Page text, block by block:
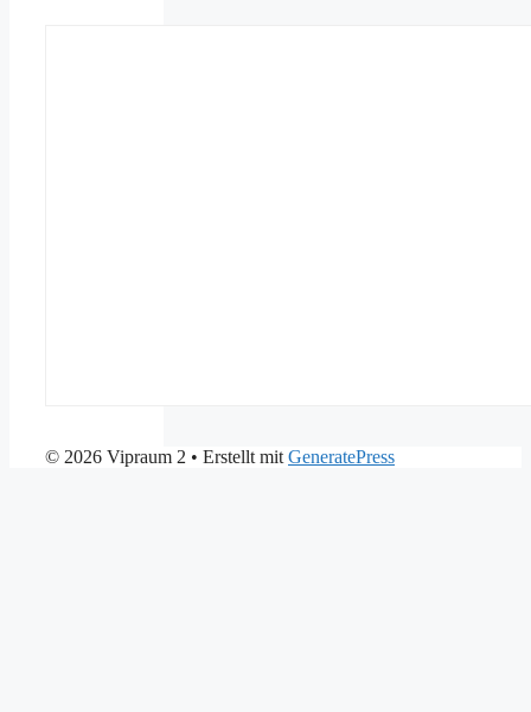
© 2026 Vipraum 2 • Erstellt mitGeneratePress